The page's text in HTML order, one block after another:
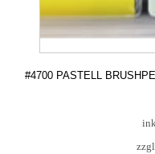
#4700 PASTELL